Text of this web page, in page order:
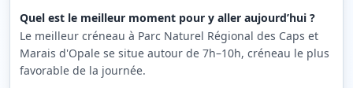
Quel est le meilleur moment pour y aller aujourd’hui ?
Le meilleur créneau à Parc Naturel Régional des Caps et
Marais d'Opale se situe autour de 7h–10h, créneau le plus
favorable de la journée.